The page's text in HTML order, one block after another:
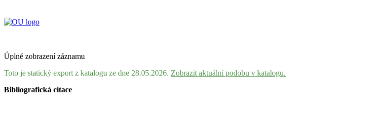
Úplné zobrazení záznamu
Toto je statický export z katalogu ze dne 28.05.2026. Zobrazit aktuální podobu v katalogu.
Bibliografická citace